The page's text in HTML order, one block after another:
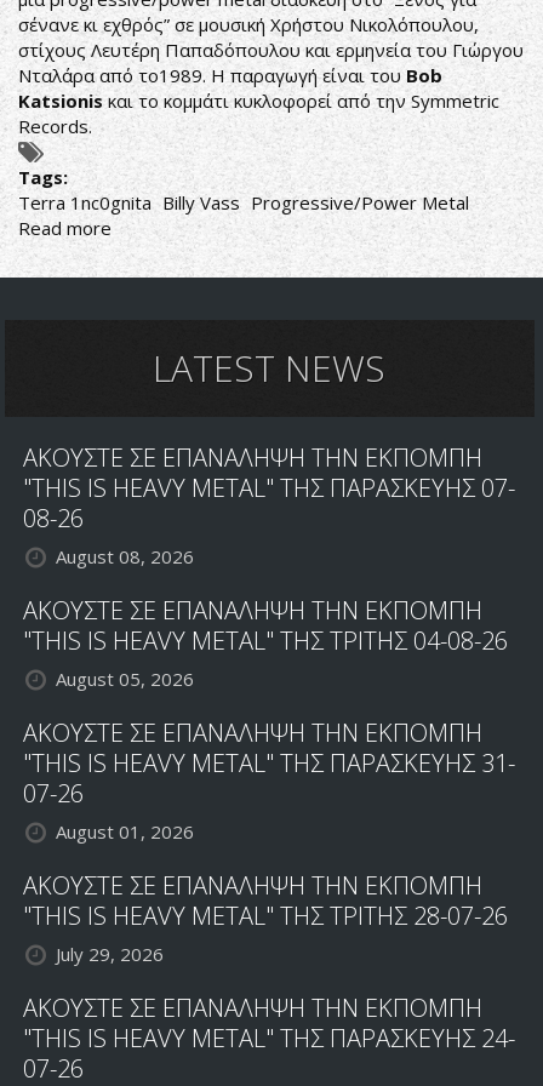
σένανε κι εχθρός” σε μουσική Χρήστου Νικολόπουλου,
στίχους Λευτέρη Παπαδόπουλου και ερμηνεία του Γιώργου
Νταλάρα από το1989. Η παραγωγή είναι του Bob
Katsionis και το κομμάτι κυκλοφορεί από την Symmetric
Records.
Tags:
Terra 1nc0gnita Billy Vass Progressive/Power Metal
Read more about
ΤΕRRA
1NC0GNITA:
ΤΙΤΛΟLATEST NEWS
ΑΚΟΥΣΤΕ ΣΕ ΕΠΑΝΑΛΗΨΗ ΤΗΝ ΕΚΠΟΜΠΗ
"THIS IS HEAVY METAL" ΤΗΣ ΠΑΡΑΣΚΕΥΗΣ 07-
08-26
August 08, 2026
ΑΚΟΥΣΤΕ ΣΕ ΕΠΑΝΑΛΗΨΗ ΤΗΝ ΕΚΠΟΜΠΗ
"THIS IS HEAVY METAL" ΤΗΣ ΤΡΙΤΗΣ 04-08-26
August 05, 2026
ΑΚΟΥΣΤΕ ΣΕ ΕΠΑΝΑΛΗΨΗ ΤΗΝ ΕΚΠΟΜΠΗ
"THIS IS HEAVY METAL" ΤΗΣ ΠΑΡΑΣΚΕΥΗΣ 31-
07-26
August 01, 2026
ΑΚΟΥΣΤΕ ΣΕ ΕΠΑΝΑΛΗΨΗ ΤΗΝ ΕΚΠΟΜΠΗ
"THIS IS HEAVY METAL" ΤΗΣ ΤΡΙΤΗΣ 28-07-26
July 29, 2026
ΑΚΟΥΣΤΕ ΣΕ ΕΠΑΝΑΛΗΨΗ ΤΗΝ ΕΚΠΟΜΠΗ
"THIS IS HEAVY METAL" ΤΗΣ ΠΑΡΑΣΚΕΥΗΣ 24-
07-26